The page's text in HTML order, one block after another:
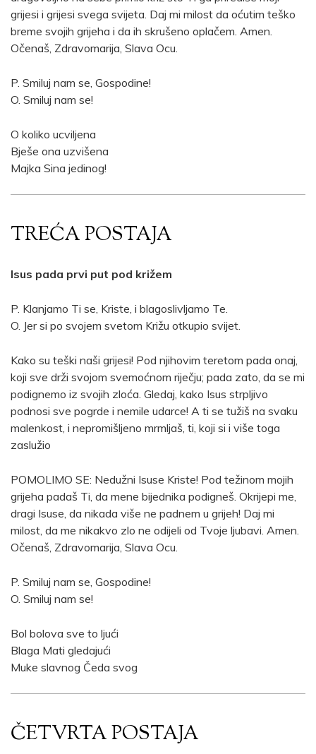
grijesi i grijesi svega svijeta. Daj mi milost da oćutim teško
breme svojih grijeha i da ih skrušeno oplačem. Amen.
Očenaš, Zdravomarija, Slava Ocu.
P. Smiluj nam se, Gospodine!
O. Smiluj nam se!
O koliko ucviljena
Bješe ona uzvišena
Majka Sina jedinog!
TREĆA POSTAJA
Isus pada prvi put pod križem
P. Klanjamo Ti se, Kriste, i blagoslivljamo Te.
O. Jer si po svojem svetom Križu otkupio svijet.
Kako su teški naši grijesi! Pod njihovim teretom pada onaj,
koji sve drži svojom svemoćnom riječju; pada zato, da se mi
podignemo iz svojih zloća. Gledaj, kako Isus strpljivo
podnosi sve pogrde i nemile udarce! A ti se tužiš na svaku
malenkost, i nepromišljeno mrmljaš, ti, koji si i više toga
zaslužio
POMOLIMO SE: Nedužni Isuse Kriste! Pod težinom mojih
grijeha padaš Ti, da mene bijednika podigneš. Okrijepi me,
dragi Isuse, da nikada više ne padnem u grijeh! Daj mi
milost, da me nikakvo zlo ne odijeli od Tvoje ljubavi. Amen.
Očenaš, Zdravomarija, Slava Ocu.
P. Smiluj nam se, Gospodine!
O. Smiluj nam se!
Bol bolova sve to ljući
Blaga Mati gledajući
Muke slavnog Čeda svog
ČETVRTA POSTAJA